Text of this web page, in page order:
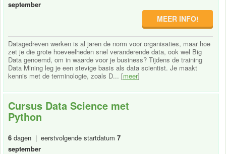
september
MEER INFO!
Datagedreven werken is al jaren de norm voor organisaties, maar hoe
zet je die grote hoeveelheden snel veranderende data, ook wel Big
Data genoemd, om in waarde voor je business? Tijdens de training
Data Mining leg je een stevige basis als data scientist. Je maakt
kennis met de terminologie, zoals D... [meer]
Cursus Data Science met
Python
6 dagen | eerstvolgende startdatum 7
september